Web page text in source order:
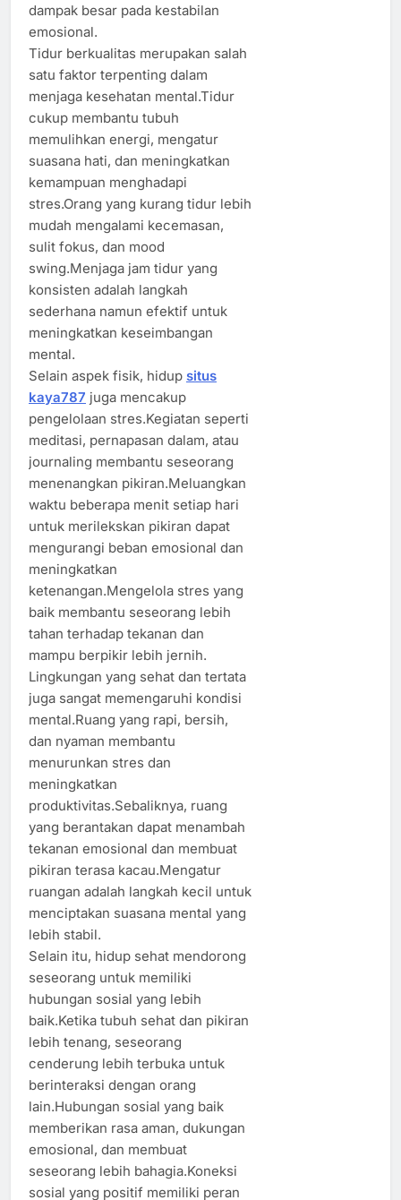
dampak besar pada kestabilan
emosional.
Tidur berkualitas merupakan salah
satu faktor terpenting dalam
menjaga kesehatan mental.Tidur
cukup membantu tubuh
memulihkan energi, mengatur
suasana hati, dan meningkatkan
kemampuan menghadapi
stres.Orang yang kurang tidur lebih
mudah mengalami kecemasan,
sulit fokus, dan mood
swing.Menjaga jam tidur yang
konsisten adalah langkah
sederhana namun efektif untuk
meningkatkan keseimbangan
mental.
Selain aspek fisik, hidup situs
kaya787 juga mencakup
pengelolaan stres.Kegiatan seperti
meditasi, pernapasan dalam, atau
journaling membantu seseorang
menenangkan pikiran.Meluangkan
waktu beberapa menit setiap hari
untuk merilekskan pikiran dapat
mengurangi beban emosional dan
meningkatkan
ketenangan.Mengelola stres yang
baik membantu seseorang lebih
tahan terhadap tekanan dan
mampu berpikir lebih jernih.
Lingkungan yang sehat dan tertata
juga sangat memengaruhi kondisi
mental.Ruang yang rapi, bersih,
dan nyaman membantu
menurunkan stres dan
meningkatkan
produktivitas.Sebaliknya, ruang
yang berantakan dapat menambah
tekanan emosional dan membuat
pikiran terasa kacau.Mengatur
ruangan adalah langkah kecil untuk
menciptakan suasana mental yang
lebih stabil.
Selain itu, hidup sehat mendorong
seseorang untuk memiliki
hubungan sosial yang lebih
baik.Ketika tubuh sehat dan pikiran
lebih tenang, seseorang
cenderung lebih terbuka untuk
berinteraksi dengan orang
lain.Hubungan sosial yang baik
memberikan rasa aman, dukungan
emosional, dan membuat
seseorang lebih bahagia.Koneksi
sosial yang positif memiliki peran